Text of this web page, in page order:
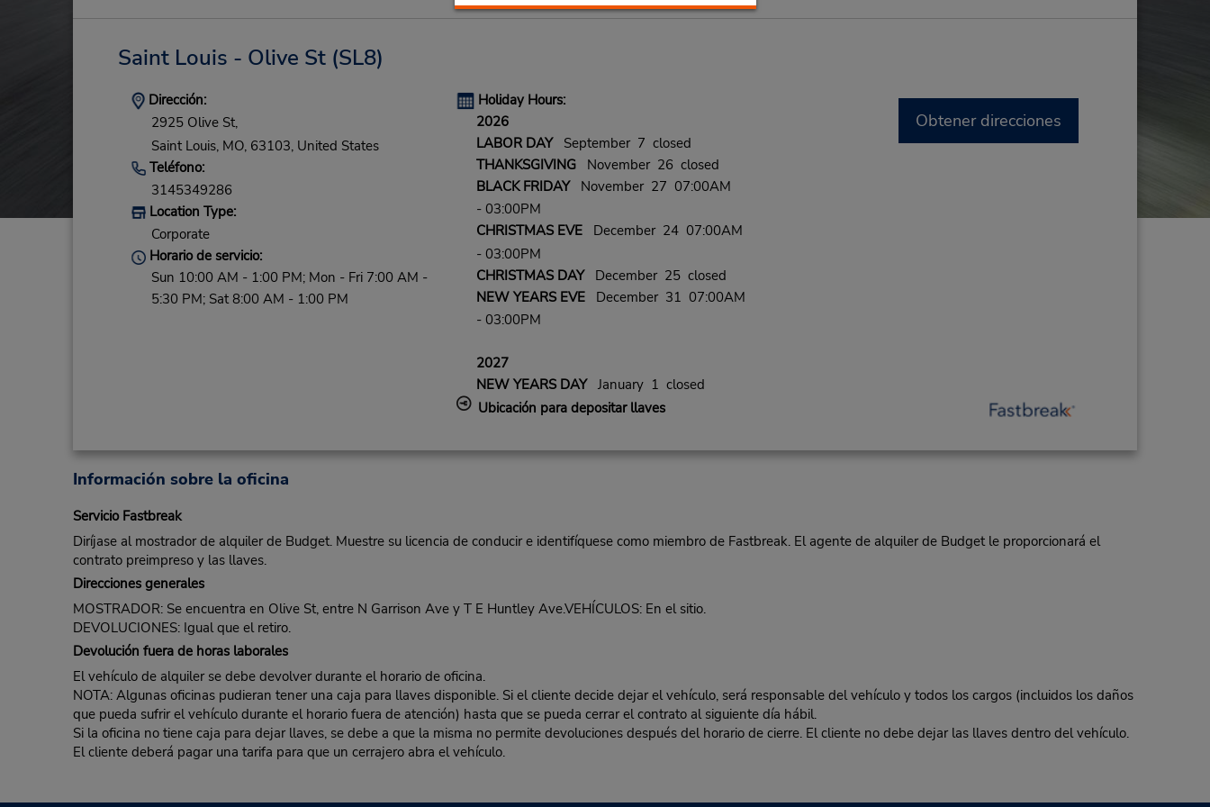
Saint Louis - Olive St(SL8)
Dirección:
2925 Olive St,
Saint Louis, MO, 63103, United States
Teléfono:
3145349286
Location Type:
Corporate
Horario de servicio:
Sun 10:00 AM - 1:00 PM; Mon - Fri 7:00 AM -
5:30 PM; Sat 8:00 AM - 1:00 PM
Holiday Hours:
2026
LABOR DAYSeptember 7 closed
THANKSGIVINGNovember 26 closed
BLACK FRIDAYNovember 27 07:00AM
- 03:00PM
CHRISTMAS EVEDecember 24 07:00AM
- 03:00PM
CHRISTMAS DAYDecember 25 closed
NEW YEARS EVEDecember 31 07:00AM
- 03:00PM
2027
NEW YEARS DAYJanuary 1 closed
Ubicación para depositar llaves
Obtener direcciones
Información sobre la oficina
Servicio Fastbreak
Diríjase al mostrador de alquiler de Budget. Muestre su licencia de conducir e identifíquese como miembro de Fastbreak. El agente de alquiler de Budget le proporcionará el
contrato preimpreso y las llaves.
Direcciones generales
MOSTRADOR: Se encuentra en Olive St, entre N Garrison Ave y T E Huntley Ave.VEHÍCULOS: En el sitio.
DEVOLUCIONES: Igual que el retiro.
Devolución fuera de horas laborales
El vehículo de alquiler se debe devolver durante el horario de oficina.
NOTA: Algunas oficinas pudieran tener una caja para llaves disponible. Si el cliente decide dejar el vehículo, será responsable del vehículo y todos los cargos (incluidos los daños
que pueda sufrir el vehículo durante el horario fuera de atención) hasta que se pueda cerrar el contrato al siguiente día hábil.
Si la oficina no tiene caja para dejar llaves, se debe a que la misma no permite devoluciones después del horario de cierre. El cliente no debe dejar las llaves dentro del vehículo.
El cliente deberá pagar una tarifa para que un cerrajero abra el vehículo.